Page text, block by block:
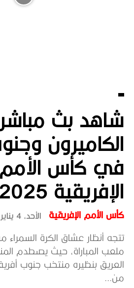
شاهد بث مباشر
الكاميرون
في كأس الأمم
الإفريقية 2025
كأس الأمم الإفريقية الأحد، 4 يناير، 2026
تتجه أنظار عشاق الكرة السمراء
ملعب المباراة، حيث يصطدم
العريق بنظيره منتخب جنوب
من...